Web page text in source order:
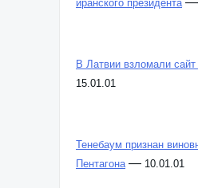
иранского президента
В Латвии взломали сайт
Тенебаум признан